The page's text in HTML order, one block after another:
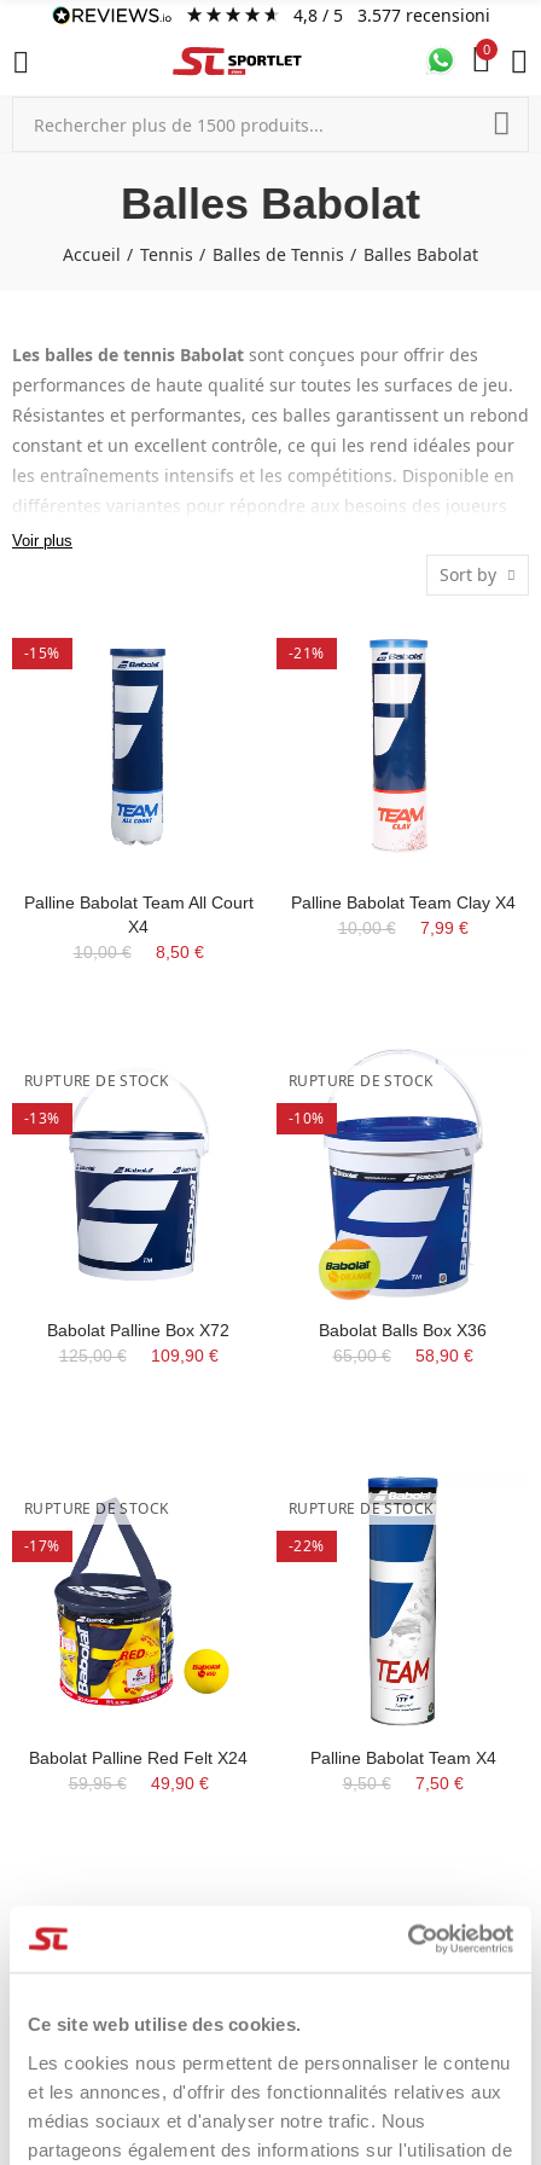
Ce site web utilise des cookies.
Les cookies nous permettent de personnaliser le contenu
et les annonces, d'offrir des fonctionnalités relatives aux
médias sociaux et d'analyser notre trafic. Nous
partageons également des informations sur l'utilisation de
4,8/ 5 3.577 recensioni
0
Balles Babolat
Accueil Tennis Balles de Tennis Balles Babolat
Les balles de tennis Babolat sont conçues pour offrir des
performances de haute qualité sur toutes les surfaces de jeu.
Résistantes et performantes, ces balles garantissent un rebond
constant et un excellent contrôle, ce qui les rend idéales pour
les entraînements intensifs et les compétitions. Disponible en
différentes variantes pour répondre aux besoins des joueurs
de tous niveaux, des ballons d'entraînement à ceux approuvés
pour les tournois. Choisissez Babolat pour une jouabilité
Voir plus
Sort by
-15%
Palline Babolat Team All Court
X4
10,00 €
8,50 €
-21%
Palline Babolat Team Clay X4
10,00 €
7,99 €
RUPTURE DE STOCK
-13%
Babolat Palline Box X72
125,00 €
109,90 €
RUPTURE DE STOCK
-10%
Babolat Balls Box X36
65,00 €
58,90 €
RUPTURE DE STOCK
-17%
Babolat Palline Red Felt X24
59,95 €
49,90 €
RUPTURE DE STOCK
-22%
Palline Babolat Team X4
9,50 €
7,50 €
Eccezionale
4,85Valutazioni
3.577Recensioni